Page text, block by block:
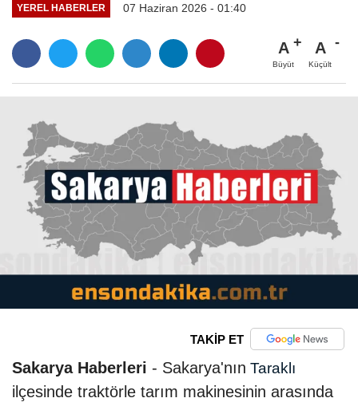
YEREL HABERLER 07 Haziran 2026 - 01:40
A
Büyüt
A
Küçült
TAKİP ET
Sakarya Haberleri - Sakarya'nın Taraklı
ilçesinde traktörle tarım makinesinin arasında